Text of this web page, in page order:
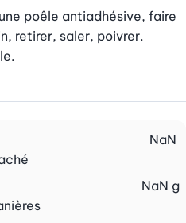
poêle antiadhésive, faire
retirer, saler, poivrer.
NaN
NaN g